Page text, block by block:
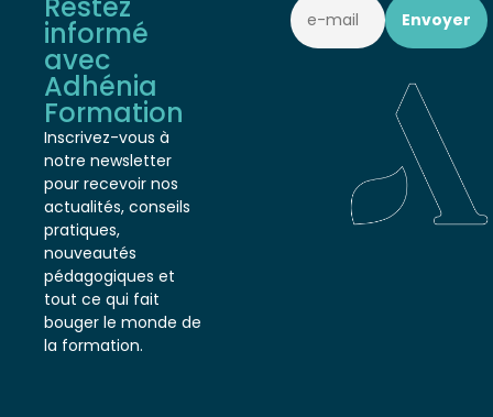
Restez
informé
avec
Adhénia
Formation
Inscrivez-vous à
notre newsletter
pour recevoir nos
actualités, conseils
pratiques,
nouveautés
pédagogiques et
tout ce qui fait
bouger le monde de
la formation.